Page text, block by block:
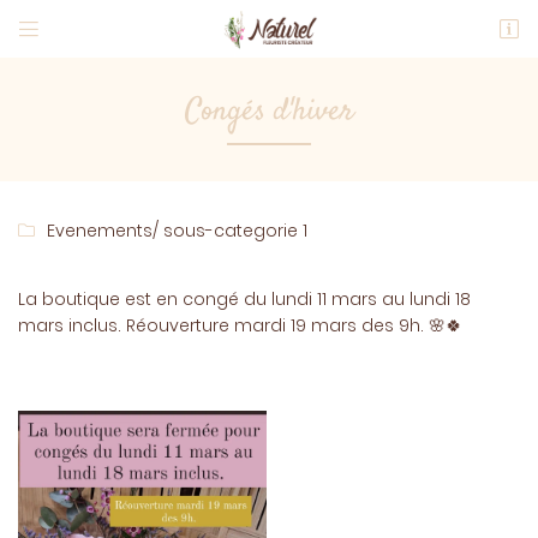
 
 Code Captcha
Rafraîchir le captcha
Congés d'hiver
 Evenements/ sous-categorie 1
La boutique est en congé du lundi 11 mars au lundi 18
mars inclus. Réouverture mardi 19 mars des 9h. 🌸🍀